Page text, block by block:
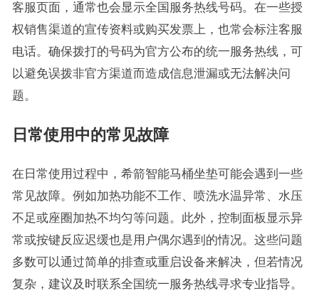
客服页面，通常也会显示全国服务热线号码。在一些授
权销售渠道的宣传资料或购买发票上，也常会标注客服
电话。确保拨打的号码为官方公布的统一服务热线，可
以避免误拨非官方渠道而造成信息泄漏或无法解决问
题。
日常使用中的常见故障
在日常使用过程中，希箭智能马桶坐垫可能会遇到一些
常见故障。例如加热功能不工作、喷洗水温异常、水压
不足或座圈加热不均匀等问题。此外，控制面板显示异
常或按键反应迟缓也是用户偶尔遇到的情况。这些问题
多数可以通过简单的排查或重启设备来解决，但若情况
复杂，建议及时联系全国统一服务热线寻求专业指导。